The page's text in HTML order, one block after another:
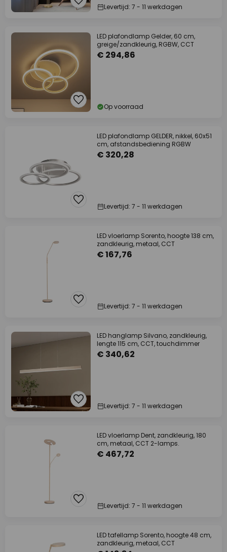
Levertijd: 7 - 11 werkdagen
LED plafondlamp Gelder, 60 cm,
greige/zandkleurig, RGBW, CCT
€ 294,86
Op voorraad
LED plafondlamp GELDER, nikkel, 60x51
cm, afstandsbediening RGBW
€ 320,28
Levertijd: 7 - 11 werkdagen
LED vloerlamp Sorento, hoogte 138 cm,
zandkleurig, metaal, CCT
€ 167,76
Levertijd: 7 - 11 werkdagen
LED hanglamp Silvano, zandkleurig,
lengte 115 cm, CCT, touchdimmer
€ 340,62
Levertijd: 7 - 11 werkdagen
LED vloerlamp Dent, zandkleurig, 180
cm, metaal, CCT 2-lamps.
€ 467,72
Levertijd: 7 - 11 werkdagen
LED tafellamp Sorento, hoogte 48 cm,
zandkleurig, metaal, CCT